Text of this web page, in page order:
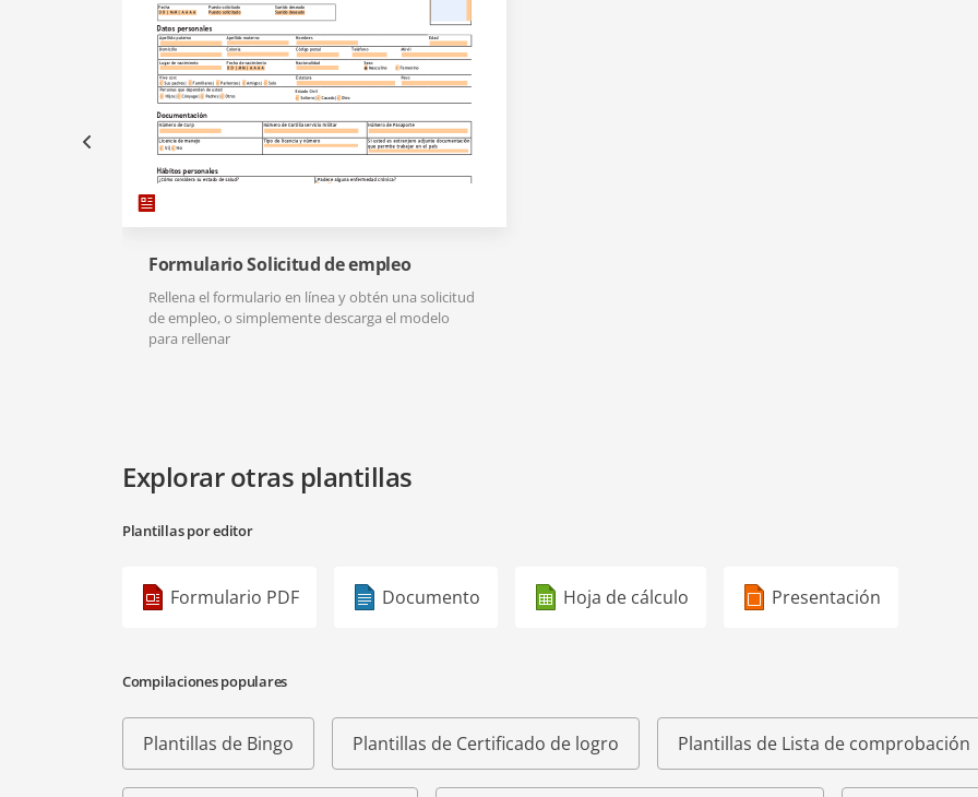
Formulario Solicitud de empleo
Rellena el formulario en línea y obtén una solicitud
de empleo, o simplemente descarga el modelo
para rellenar
Explorar otras plantillas
Plantillas por editor
Formulario PDF Documento Hoja de cálculo Presentación
Compilaciones populares
Plantillas de Bingo Plantillas de Certificado de logro Plantillas de Lista de comprobación